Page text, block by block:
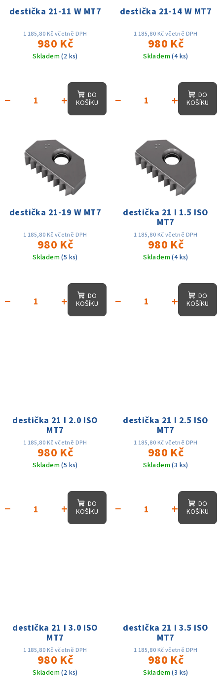
destička 21-11 W MT7
1 185,80 Kč včetně DPH
980 Kč
Skladem(2 ks)
+
−
DO
KOŠÍKU
destička 21-14 W MT7
1 185,80 Kč včetně DPH
980 Kč
Skladem(4 ks)
+
−
DO
KOŠÍKU
destička 21-19 W MT7
1 185,80 Kč včetně DPH
980 Kč
Skladem(5 ks)
+
−
DO
KOŠÍKU
destička 21 I 1.5 ISO
MT7
1 185,80 Kč včetně DPH
980 Kč
Skladem(4 ks)
+
−
DO
KOŠÍKU
destička 21 I 2.0 ISO
MT7
1 185,80 Kč včetně DPH
980 Kč
Skladem(5 ks)
+
−
DO
KOŠÍKU
destička 21 I 2.5 ISO
MT7
1 185,80 Kč včetně DPH
980 Kč
Skladem(3 ks)
+
−
DO
KOŠÍKU
destička 21 I 3.0 ISO
MT7
1 185,80 Kč včetně DPH
980 Kč
Skladem(2 ks)
destička 21 I 3.5 ISO
MT7
1 185,80 Kč včetně DPH
980 Kč
Skladem(3 ks)